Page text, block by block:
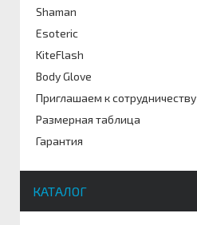
Shaman
Esoteric
KiteFlash
Body Glove
Приглашаем к сотрудничеству
Размерная таблица
Гарантия
КАТАЛОГ